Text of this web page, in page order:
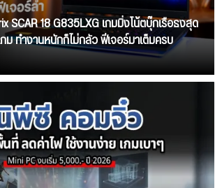
SCAR 18 G835LXG เกมมิ่งโน้ตบุ๊กเรือธงสุด
ทำงานหนักก็ไม่กลัว ฟีเจอร์มาเต็มครบ